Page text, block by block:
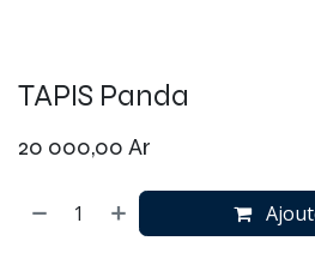
TAPIS Panda
20 000,00 Ar